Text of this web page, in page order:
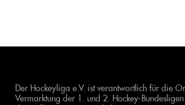
Der Hockeyliga e.V. ist verantwortlich für die
Vermarktung der 1. und 2. Hockey-